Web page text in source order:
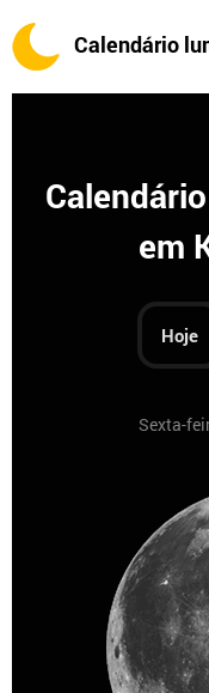
Calendário
em
Hoje
Sexta-